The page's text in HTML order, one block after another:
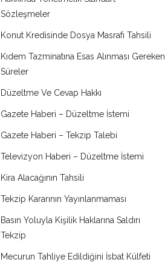
Sözleşmeler
Konut Kredisinde Dosya Masrafı Tahsili
Kıdem Tazminatına Esas Alınması Gereken
Süreler
Düzeltme Ve Cevap Hakkı
Gazete Haberi – Düzeltme İstemi
Gazete Haberi – Tekzip Talebi
Televizyon Haberi – Düzeltme İstemi
Kira Alacağının Tahsili
Tekzip Kararının Yayınlanmaması
Basın Yoluyla Kişilik Haklarına Saldırı
Tekzip
Mecurun Tahliye Edildiğini İsbat Külfeti